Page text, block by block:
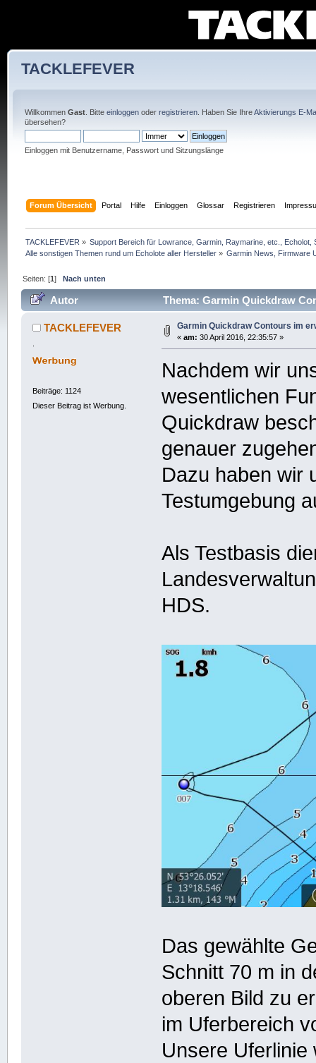
TACKLEFEVER
Willkommen Gast. Bitte einloggenoder registrieren. Haben Sie IhreAktivierungs E-
übersehen?
Einloggen mit Benutzername, Passwort und Sitzungslänge
Forum Übersicht Portal Hilfe Einloggen Glossar Registrieren
TACKLEFEVER » Support Bereich für Lowrance, Garmin, Raymarine, etc.,
Alle sonstigen Themen rund um Echolote aller Hersteller » Garmin News, Firmware
Seiten: [1]Nach unten
Autor Thema: Garmin Quickdraw
TACKLEFEVER
Beiträge: 1124
Dieser Beitrag ist Werbung.
Garmin Quickdraw Contours im
« am: 30 April 2016, 22:35:57 »
Nachdem wir
wesentlichen
Quickdraw
genauer
Dazu haben wir
Testumgebung
Als Testbasis
HDS.
Das gewählte
Schnitt 70 m in
oberen Bild zu
im Uferbereich
Unsere